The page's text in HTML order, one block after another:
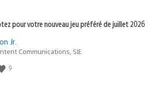
pour votre nouveau jeu préféré de juillet 2026
Jr.
Communications, SIE
9